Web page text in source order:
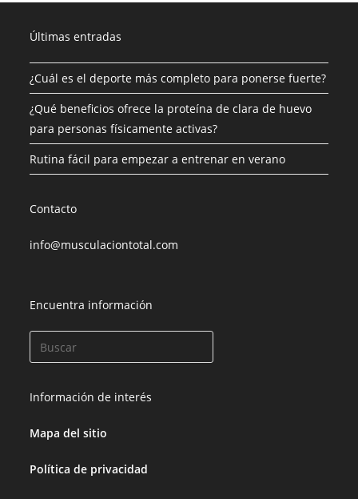
Últimas entradas
¿Cuál es el deporte más completo para ponerse fuerte?
¿Qué beneficios ofrece la proteína de clara de huevo
para personas físicamente activas?
Rutina fácil para empezar a entrenar en verano
Contacto
info@musculaciontotal.com
Encuentra información
Información de interés
Mapa del sitio
Política de privacidad